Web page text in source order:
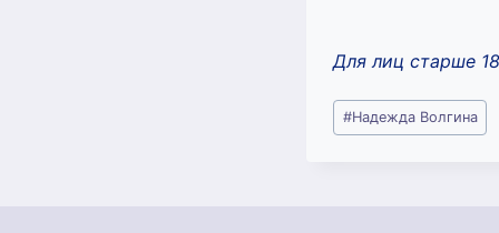
Для лиц старше
Метки
записи:
#Надежда Волгина